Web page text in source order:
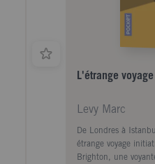
L'étrange
Levy Marc
De Londres à
étrange voyage
Brighton, une